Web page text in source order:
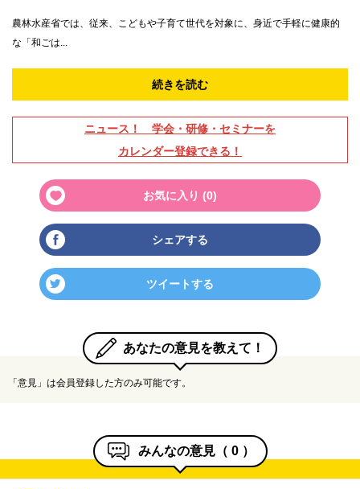
農林水産省では、従来、こどもや子育て世代を対象に、身近で手軽に健康的
な「和ごは...
続きを読む
ニュース！ 学会・研修・セミナーを
カレンダー登録できる！
お気に入り (0)
シェアする
ツイートする
あなたの意見を教えて！
「意見」は会員登録した方のみ可能です。
みんなの意見（ 0 ）